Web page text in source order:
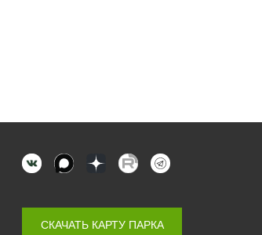
СКАЧАТЬ КАРТУ ПАРКА